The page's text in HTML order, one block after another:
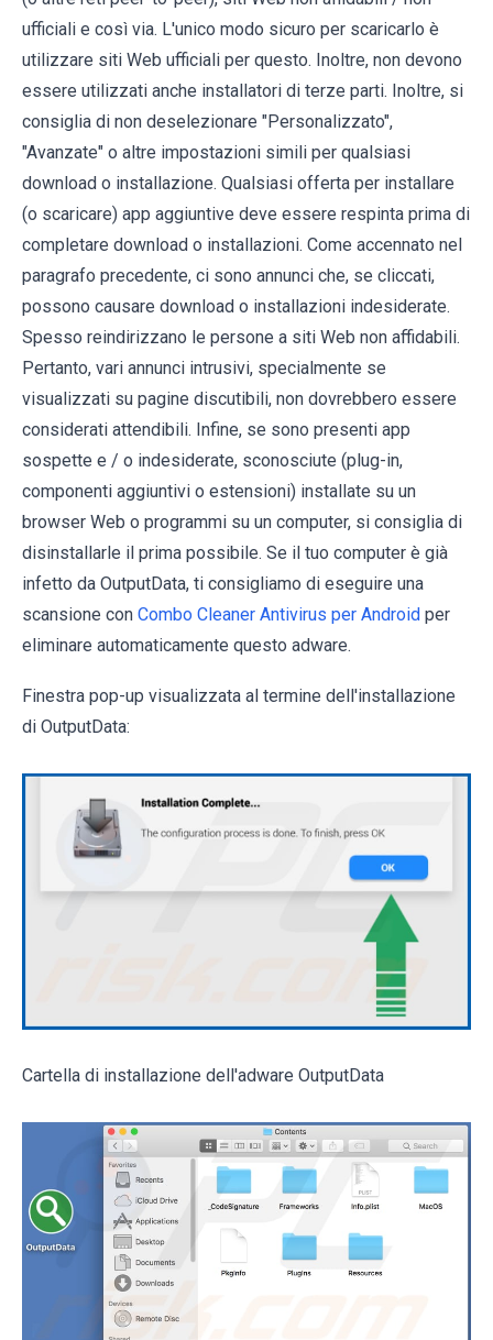
ufficiali e così via. L'unico modo sicuro per scaricarlo è
utilizzare siti Web ufficiali per questo. Inoltre, non devono
essere utilizzati anche installatori di terze parti. Inoltre, si
consiglia di non deselezionare "Personalizzato",
"Avanzate" o altre impostazioni simili per qualsiasi
download o installazione. Qualsiasi offerta per installare
(o scaricare) app aggiuntive deve essere respinta prima di
completare download o installazioni. Come accennato nel
paragrafo precedente, ci sono annunci che, se cliccati,
possono causare download o installazioni indesiderate.
Spesso reindirizzano le persone a siti Web non affidabili.
Pertanto, vari annunci intrusivi, specialmente se
visualizzati su pagine discutibili, non dovrebbero essere
considerati attendibili. Infine, se sono presenti app
sospette e / o indesiderate, sconosciute (plug-in,
componenti aggiuntivi o estensioni) installate su un
browser Web o programmi su un computer, si consiglia di
disinstallarle il prima possibile. Se il tuo computer è già
infetto da OutputData, ti consigliamo di eseguire una
scansione con Combo Cleaner Antivirus per Android per
eliminare automaticamente questo adware.
Finestra pop-up visualizzata al termine dell'installazione
di OutputData:
Cartella di installazione dell'adware OutputData